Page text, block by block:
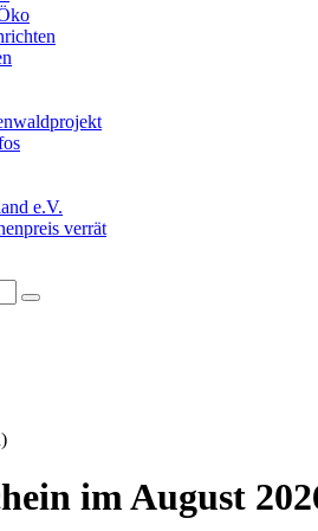
e.V.
verrät
im August